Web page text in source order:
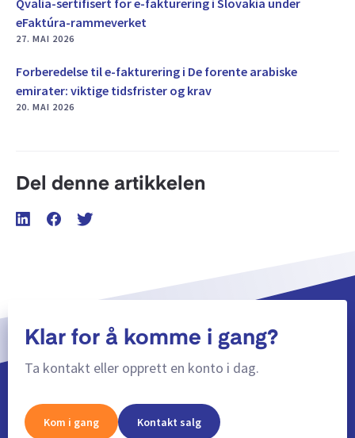
eFaktúra-rammeverket
27. MAI 2026
Forberedelse til e-fakturering i De forente arabiske
emirater: viktige tidsfrister og krav
20. MAI 2026
Del denne artikkelen
Klar for å komme i gang?
Ta kontakt eller opprett en konto i dag.
Kom i gang Kontakt salg